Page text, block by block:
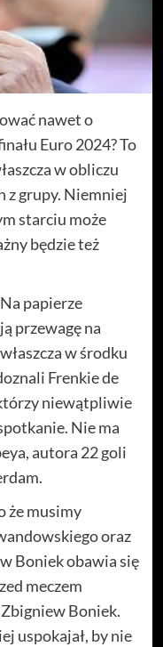
nawet o
Euro 2024? To
w obliczu
z grupy. Niemniej
starciu może
będzie też
papierze
przewagę na
w środku
Frenkie de
niewątpliwie
Nie ma
autora 22 goli
że musimy
oraz
Boniek obawia się
meczem
Zbigniew Boniek.
uspokajał, by nie